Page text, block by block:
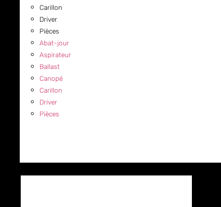
Carillon
Driver
Pièces
Abat-jour
Aspirateur
Ballast
Canopé
Carillon
Driver
Pièces